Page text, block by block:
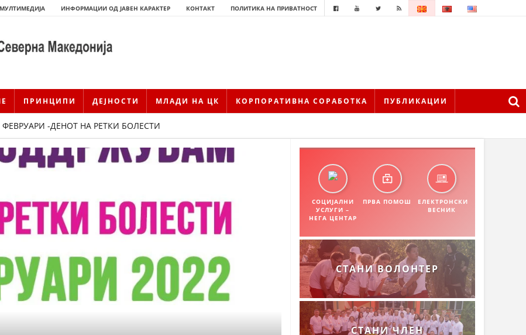
МУЛТИМЕДИЈА ИНФОРМАЦИИ ОД ЈАВЕН КАРАКТЕР КОНТАКТ ПОЛИТИКА НА ПРИВАТНОСТ
ПРИНЦИПИ ДЕЈНОСТИ МЛАДИ НА ЦК КОРПОРАТИВНА СОРАБОТКА ПУБЛИКАЦИИ
ИСТОРИЈАТ НА ЦКРМ
СТРУКТУРА НА ОРГАНИЗАЦИЈАТА
КОНТАКТ ИНФОРМАЦИИ
ФЕВРУАРИ -ДЕНОТ НА РЕТКИ БОЛЕСТИ
СОЦИЈАЛНИ
УСЛУГИ –
НЕГА ЦЕНТАР
ПРВА ПОМОШ
ЕЛЕКТРОНСКИ
ВЕСНИК
СТАНИ ВОЛОНТЕР
СТАНИ ЧЛЕН